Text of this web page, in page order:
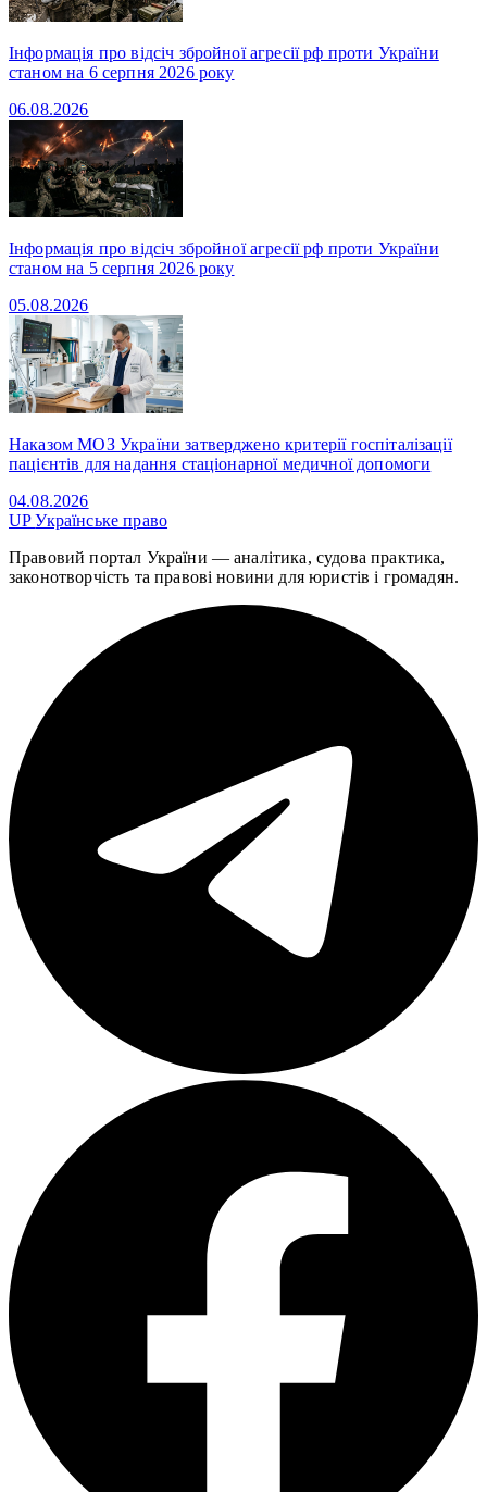
Інформація про відсіч збройної агресії рф проти України
станом на 6 серпня 2026 року
06.08.2026
Інформація про відсіч збройної агресії рф проти України
станом на 5 серпня 2026 року
05.08.2026
Наказом МОЗ України затверджено критерії госпіталізації
пацієнтів для надання стаціонарної медичної допомоги
04.08.2026
UPУкраїнське право
Правовий портал України — аналітика, судова практика,
законотворчість та правові новини для юристів і громадян.